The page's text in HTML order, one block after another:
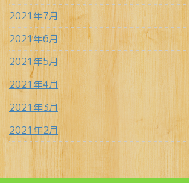
2021年7月
2021年6月
2021年5月
2021年4月
2021年3月
2021年2月